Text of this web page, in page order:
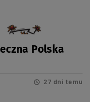
Polska
27 dni temu